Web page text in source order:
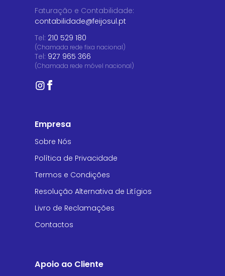
Faturação e Contabilidade:
contabilidade@feijosul.pt
Tel: 210 529 180
(Chamada rede fixa nacional)
Tel: 927 965 366
(Chamada rede móvel nacional)
Empresa
Sobre Nós
Política de Privacidade
Termos e Condições
Resolução Alternativa de Litígios
Livro de Reclamações
Contactos
Apoio ao Cliente